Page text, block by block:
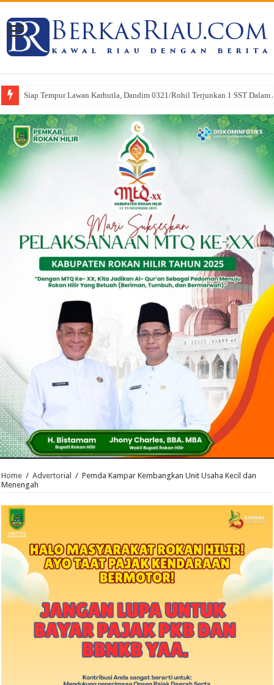
Siap Tempur Lawan Karhutla, Dandim 0321/Rohil Terjunkan 1 SST Dalam
Home / Advertorial / Pemda Kampar Kembangkan Unit Usaha Kecil dan
Menengah